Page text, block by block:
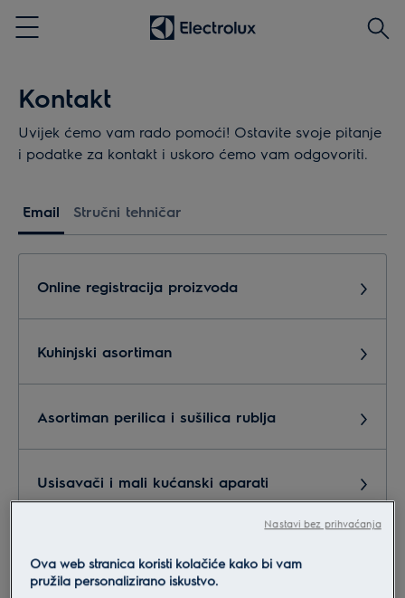
Menu
Traži
Kontakt
Uvijek ćemo vam rado pomoći! Ostavite svoje pitanje
i podatke za kontakt i uskoro ćemo vam odgovoriti.
Email Stručni tehničar
Online registracija proizvoda
Kuhinjski asortiman
Asortiman perilica i sušilica rublja
Usisavači i mali kućanski aparati
Ova web stranica koristi kolačiće kako bi vam
pružila personalizirano iskustvo.
Nastavi bez prihvaćanja